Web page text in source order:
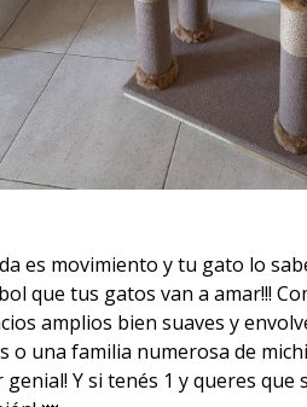
es movimiento y tu gato lo
que tus gatos van a amar!!!
amplios bien suaves y
o una familia numerosa de
genial! Y si tenés 1 y queres que